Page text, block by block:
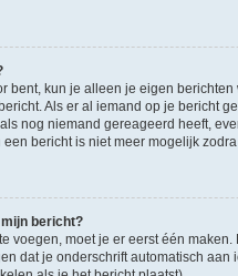
bent, kun je alleen je eigen
Als er al iemand op je bericht
nog niemand gereageerd heeft,
bericht is niet meer mogelijk
bericht?
voegen, moet je er eerst één
dat je onderschrift automatisch